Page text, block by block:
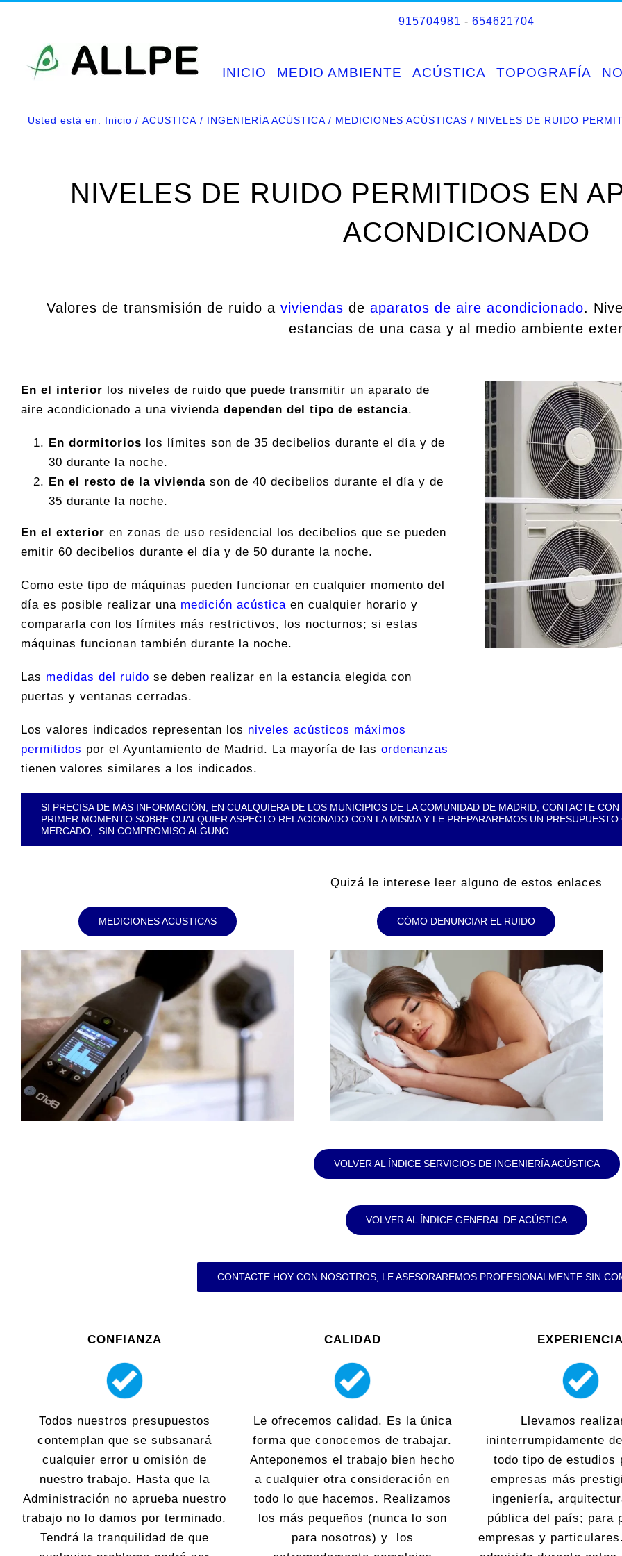
contenido
915704981 - 654621704
INICIO MEDIO AMBIENTE ACÚSTICA TOPOGRAFÍA
Usted está en: Inicio ACUSTICA INGENIERÍA ACÚSTICA MEDICIONES ACÚSTICAS NIVELES DE RUIDO
NIVELES DE RUIDO PERMITIDOS EN
ACONDICIONADO
Valores de transmisión de ruido a viviendas de aparatos de aire acondicionado.
estancias de una casa y al medio ambiente
En el interior los niveles de ruido que puede transmitir un aparato de
aire acondicionado a una vivienda dependen del tipo de estancia.
En dormitorios los límites son de 35 decibelios durante el día y de
30 durante la noche.
En el resto de la viviendason de 40 decibelios durante el día y de
35 durante la noche.
En el exterior en zonas de uso residencial los decibelios que se pueden
emitir 60 decibelios durante el día y de 50 durante la noche.
Como este tipo de máquinas pueden funcionar en cualquier momento del
día es posible realizar una medición acústicaen cualquier horario y
compararla con los límites más restrictivos, los nocturnos; si estas
máquinas funcionan también durante la noche.
Las medidas del ruido se deben realizar en la estancia elegida con
puertas y ventanas cerradas.
Los valores indicados representan los niveles acústicos máximos
permitidos por el Ayuntamiento de Madrid. La mayoría de las ordenanzas
tienen valores similares a los indicados.
SI PRECISA DE MÁS INFORMACIÓN, EN CUALQUIERA DE LOS MUNICIPIOS DE LA COMUNIDAD DE MADRID, CONTACTE
PRIMER MOMENTO SOBRE CUALQUIER ASPECTO RELACIONADO CON LA MISMA Y LE PREPARAREMOS UN
MERCADO, SIN COMPROMISO ALGUNO.
Quizá le interese leer alguno de estos enlaces
MEDICIONES ACUSTICAS CÓMO DENUNCIAR EL RUIDO
VOLVER AL ÍNDICE SERVICIOS DE INGENIERÍA ACÚSTICA
VOLVER AL ÍNDICE GENERAL DE ACÚSTICA
CONTACTE HOY CON NOSOTROS, LE ASESORAREMOS PROFESIONALMENTE SIN
CONFIANZA
Todos nuestros presupuestos
contemplan que se subsanará
cualquier error u omisión de
nuestro trabajo. Hasta que la
Administración no aprueba nuestro
trabajo no lo damos por terminado.
Tendrá la tranquilidad de que
CALIDAD
Le ofrecemos calidad. Es la única
forma que conocemos de trabajar.
Anteponemos el trabajo bien hecho
a cualquier otra consideración en
todo lo que hacemos. Realizamos
los más pequeños (nunca lo son
para nosotros) y los
Llevamos
ininterrumpidamente
todo tipo de estudios
empresas más
ingeniería,
pública del país; para
empresas y